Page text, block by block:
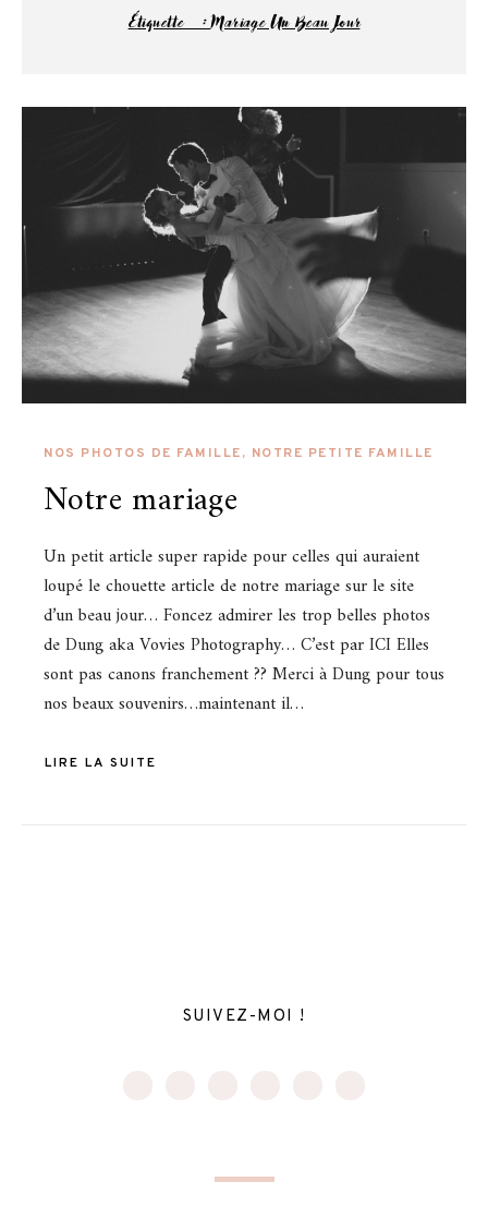
Étiquette :Mariage Un Beau Jour
NOS PHOTOS DE FAMILLE, NOTRE PETITE FAMILLE
Notre mariage
Un petit article super rapide pour celles qui auraient
loupé le chouette article de notre mariage sur le site
d’un beau jour… Foncez admirer les trop belles photos
de Dung aka Vovies Photography… C’est par ICI Elles
sont pas canons franchement ?? Merci à Dung pour tous
nos beaux souvenirs…maintenant il…
LIRE LA SUITE
SUIVEZ-MOI !